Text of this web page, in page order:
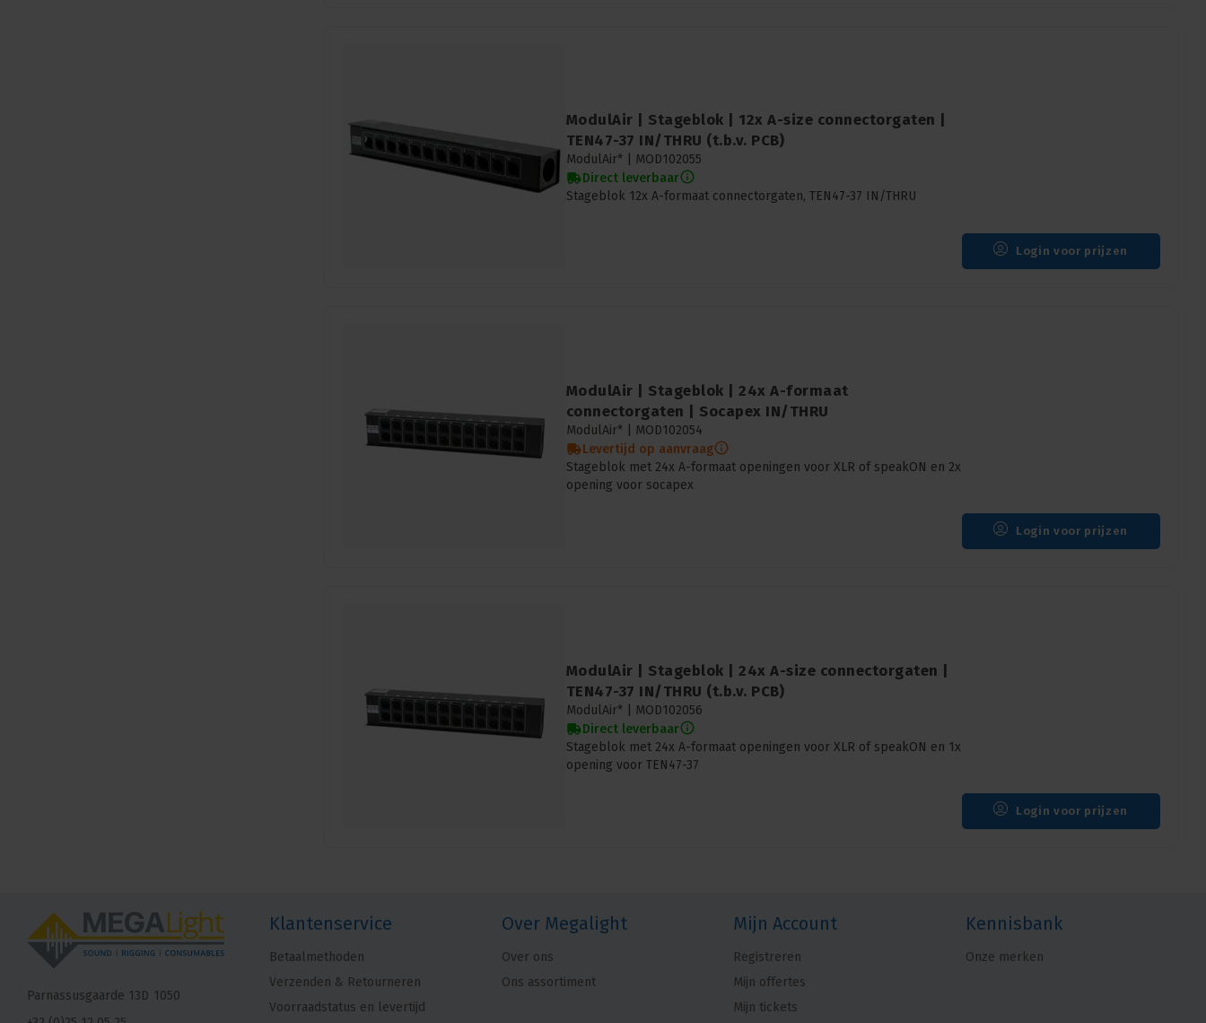
ModulAir | Stageblok | 12x A-size connectorgaten |
TEN47-37 IN/THRU (t.b.v. PCB)
ModulAir* | MOD102055
Direct leverbaar
Stageblok 12x A-formaat connectorgaten, TEN47-37 IN/THRU
Login voor prijzen
ModulAir | Stageblok | 24x A-formaat
connectorgaten | Socapex IN/THRU
ModulAir* | MOD102054
Levertijd op aanvraag
Stageblok met 24x A-formaat openingen voor XLR of speakON en 2x
opening voor socapex
Login voor prijzen
ModulAir | Stageblok | 24x A-size connectorgaten |
TEN47-37 IN/THRU (t.b.v. PCB)
ModulAir* | MOD102056
Direct leverbaar
Stageblok met 24x A-formaat openingen voor XLR of speakON en 1x
opening voor TEN47-37
Login voor prijzen
Parnassusgaarde 13D 1050
Klantenservice
Betaalmethoden
Verzenden & Retourneren
Voorraadstatus en levertijd
Over Megalight
Over ons
Ons assortiment
Mijn Account
Registreren
Mijn offertes
Mijn tickets
Kennisbank
Onze merken